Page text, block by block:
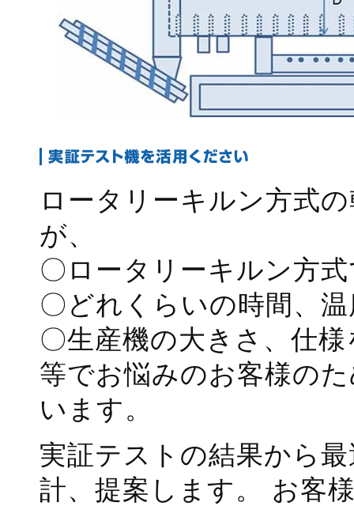
ロータリーキルン方式
が、
〇ロータリーキルン方
〇どれくらいの時間、
〇生産機の大きさ、仕
等でお悩みのお客様の
います。
実証テストの結果から
計、提案します。 お客